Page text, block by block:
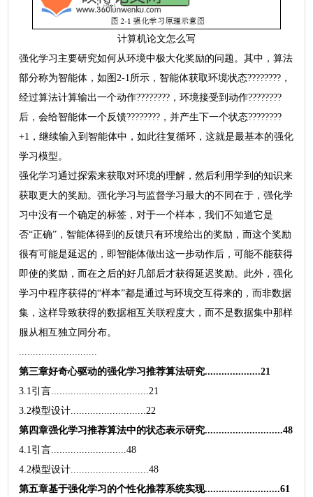
计算机论文怎么写
强化学习主要研究如何从环境中极大化奖励的问题。其中，算法
部分称为智能体，如图2-1所示，智能体获取环境状态????????，
经过算法计算输出一个动作????????，环境接受到动作????????
后，会给智能体一个反馈????????，并产生下一个状态????????
+1，继续输入到智能体中，如此往复循环，这就是最基本的强化
学习模型。
强化学习通过探索来获取对环境的理解，然后利用学到的知识来
获取更大的奖励。强化学习与监督学习最大的不同在于，强化学
习中没有一个确定的标签，对于一个样本，我们不知道它是
否“正确”，智能体得到的反馈只有环境给出的奖励，而这个奖励
很有可能是延迟的，即智能体做出这一步动作后，可能不能获得
即使的奖励，而在之后的好几部后才获得延迟奖励。此外，强化
学习中程序获得的“样本”都是通过与环境交互得来的，而非数据
集，这样导致获得的数据相互关联程度大，而不是数据集中那样
服从相互独立同分布。
第三章好奇心驱动的强化学习推荐算法研究....................21
3.1引言...................................21
3.2模型设计...........................22
第四章强化学习推荐算法中的状态表示研究............................48
4.1引言...........................48
4.2模型设计............................48
第五章基于强化学习的个性化推荐系统实现...........................61